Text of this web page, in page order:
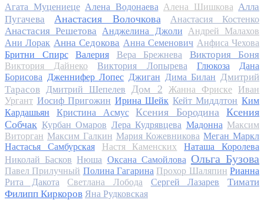
Агата Муцениеце Алена Водонаева Алена Шишкова Алла
Пугачева
Анастасия Волочкова Анастасия Костенко
Анастасия Решетова Анджелина Джоли
Андрей Малахов
Ани Лорак Анна Седокова Анна Семенович Анфиса Чехова
Бритни Спирс
Валерия Вера Брежнева Виктория Боня
Виктория Дайнеко Виктория Лопырева Глюкоза
Дана
Борисова Дженнифер Лопес Джиган Дима Билан Дмитрий
Тарасов
Дмитрий Шепелев Дом 2 Жанна Фриске
Иван
Ургант Иосиф Пригожин Ирина Шейк Кейт Миддлтон Ким
Кардашьян
Кристина Асмус Ксения Бородина
Ксения
Собчак Курбан Омаров Лера Кудрявцева Мадонна Максим
Виторган Максим Галкин Мария Кожевникова Меган Маркл
Настасья Самбурская
Настя Каменских
Наташа Королева
Николай Басков Нюша Оксана Самойлова Ольга Бузова
Павел Прилучный Полина Гагарина Прохор Шаляпин Рианна
Рита Дакота
Светлана Лобода Сергей Лазарев
Тимати
Филипп Киркоров Яна Рудковская